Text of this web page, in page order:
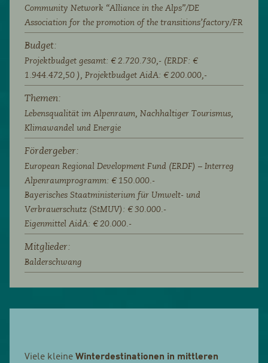
Community Network “Alliance in the Alps”/DE
Association for the promotion of the transitions’factory/FR
Budget:
Projektbudget gesamt: € 2.720.730,- (ERDF: €
1.944.472,50 ), Projektbudget AidA: € 200.000,-
Themen:
Lebensqualität im Alpenraum, Nachhaltiger Tourismus,
Klimawandel und Energie
Fördergeber:
European Regional Development Fund (ERDF) – Interreg
Alpenraumprogramm: € 150.000.-
Bayerisches Staatministerium für Umwelt- und
Verbrauerschutz (StMUV): € 30.000.-
Eigenmittel AidA: € 20.000.-
Mitglieder:
Balderschwang
Viele kleine Winterdestinationen in mittleren